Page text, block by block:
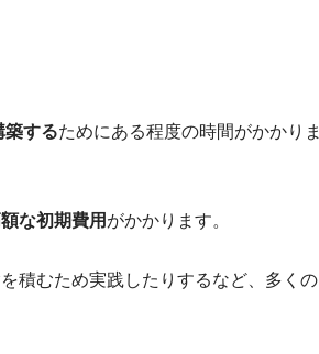
築するためにある程度の時間がかかりま
な初期費用 がかかります。
積むため実践したりするなど、多くの